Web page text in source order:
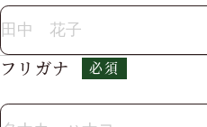
フリガナ